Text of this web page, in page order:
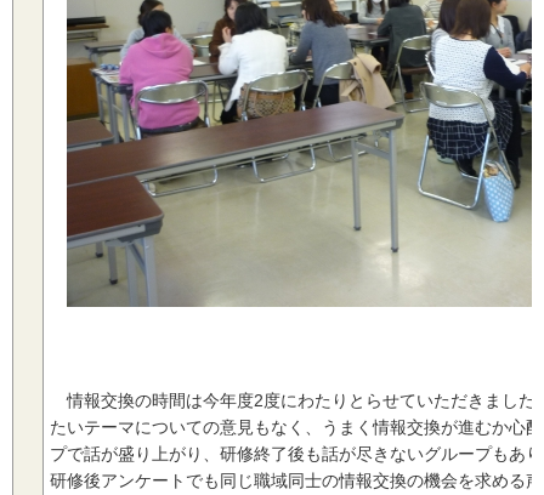
情報交換の時間は今年度2度にわたりとらせていただきました
たいテーマについての意見もなく、うまく情報交換が進むか心
プで話が盛り上がり、研修終了後も話が尽きないグループもあ
研修後アンケートでも同じ職域同士の情報交換の機会を求める